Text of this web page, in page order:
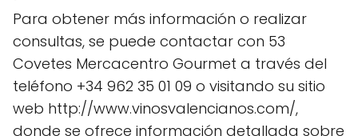
Para obtener más información o realizar
consultas, se puede contactar con 53
Covetes Mercacentro Gourmet a través del
teléfono +34 962 35 01 09 o visitando su sitio
web http://www.vinosvalencianos.com/,
donde se ofrece información detallada sobre